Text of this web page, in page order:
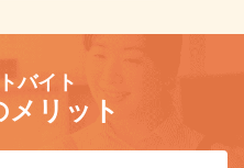
バイト
メリット